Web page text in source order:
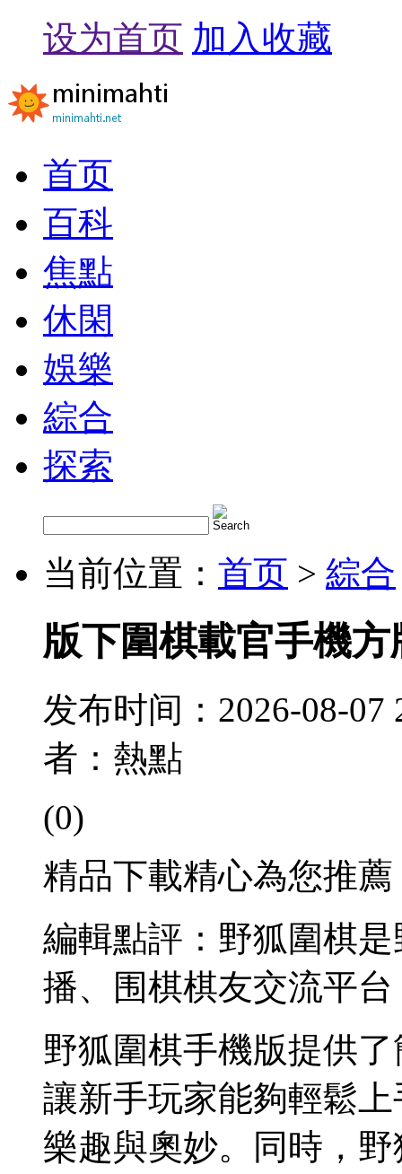
设为首页 加入收藏
首页
百科
焦點
休閑
娛樂
綜合
探索
当前位置： 首页 > 綜合
版下圍棋載官手機方
发布时间：2026-08-07
者：熱點
(0)
精品下載精心為您推薦
編輯點評：野狐圍棋
播、围棋棋友交流平台
野狐圍棋手機版提供
讓新手玩家能夠輕鬆
樂趣與奧妙。同時，